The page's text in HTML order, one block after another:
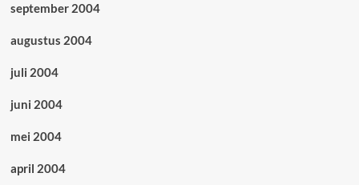
september 2004
augustus 2004
juli 2004
juni 2004
mei 2004
april 2004